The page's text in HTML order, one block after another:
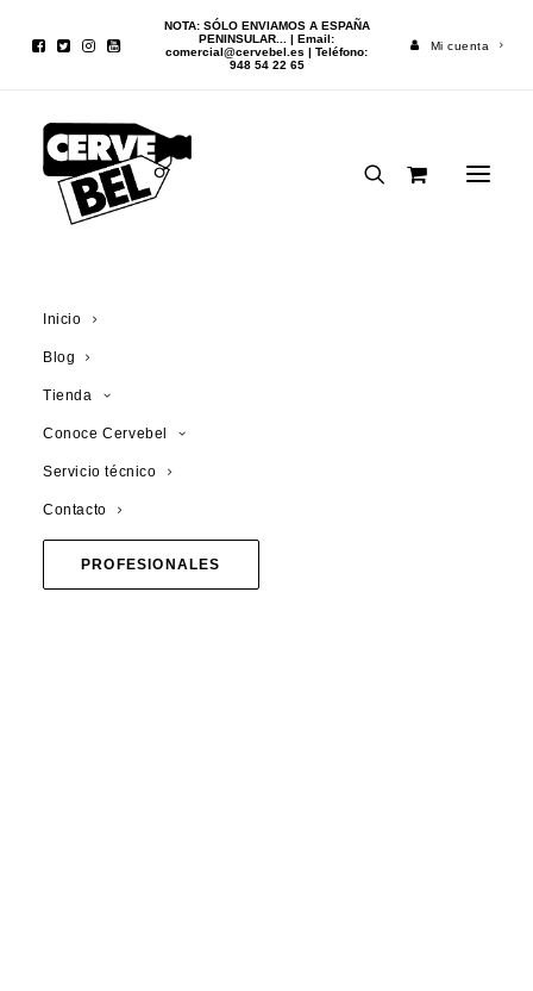
NOTA: SÓLO ENVIAMOS A ESPAÑA
PENINSULAR... | Email:
comercial@cervebel.es | Teléfono:
948 54 22 65
Mi cuenta
Inicio
Blog
Tienda
Conoce Cervebel
Servicio técnico
Contacto
PROFESIONALES
Inicio Cerveza